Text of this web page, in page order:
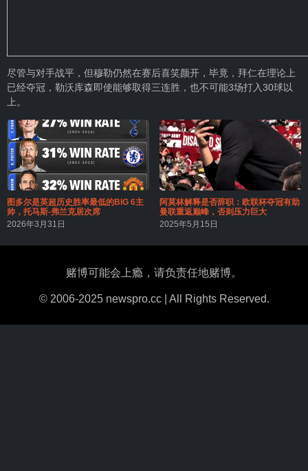
尽管与对手战平，但穆勒仍然在赛后喜笑颜开，毕竟，拜仁在理论上
已经夺冠，勒沃库森即使能够取得三连胜，也不可能3场打入30球以
上。
图多尔是英超历史胜率最低的BIG 6主
帅，托马斯-弗兰克居次席
2026年3月31日
阿莫林解释是否辞职：欧联杯夺冠有助
曼联重返巅峰，否则压力巨大
2025年5月15日
赌博可能会上瘾，请负责任地赌博。
© 2006-2025 newspro.cc | All Rights Reserved.